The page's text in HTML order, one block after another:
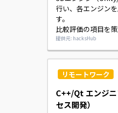
行い、各エンジン
す。
比較評価の項目を
ただきます。
開発対象OSは
仕様は未定です）。
提供元: hacksHub
リモートワーク
C++/Qt エンジ
セス開発）